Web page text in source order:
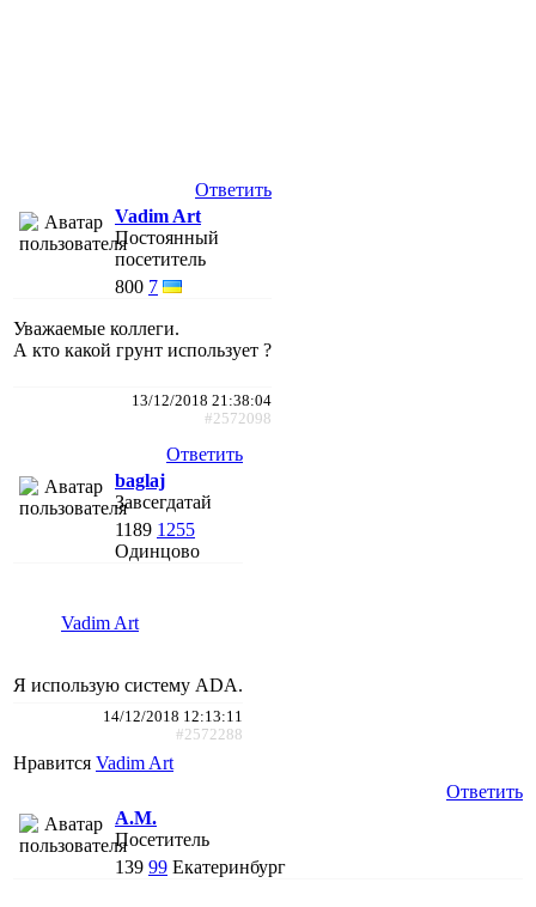
Ответить
Vadim Art
Постоянный
посетитель
800 7
Уважаемые коллеги.
А кто какой грунт использует ?
13/12/2018 21:38:04
#2572098
Ответить
baglaj
Завсегдатай
1189 1255
Одинцово
Vadim Art
Я использую систему ADA.
14/12/2018 12:13:11
#2572288
Нравится Vadim Art
Ответить
A.M.
Посетитель
139 99 Екатеринбург